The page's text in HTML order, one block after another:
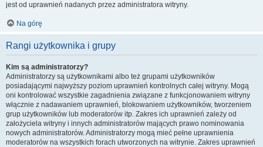
jest od uprawnień nadanych przez administratora witryny.
Na górę
Rangi użytkownika i grupy
Kim są administratorzy?
Administratorzy są użytkownikami albo też grupami użytkowników
posiadającymi najwyższy poziom uprawnień kontrolnych całej witryny. Mogą
oni kontrolować wszystkie zagadnienia związane z funkcjonowaniem witryny
włącznie z nadawaniem uprawnień, blokowaniem użytkowników, tworzeniem
grup użytkowników lub moderatorów itp. Zakres ich uprawnień zależy od
założyciela witryny i innych administratorów mających prawo nominowania
nowych administratorów. Administratorzy mogą mieć pełne uprawnienia
moderatorów na wszystkich forach utworzonych na witrynie. Zakres uprawnień